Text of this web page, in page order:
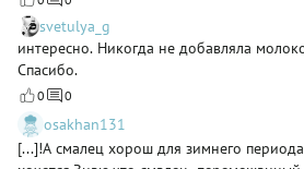
надо наступать себе на горло. Хотя... во
колбасной вакханалии столько свиного
svetulya_g
интересно. Никогда не добавляла
Спасибо.
0 0
osakhan131
[...]!А смалец хорош для зимнего